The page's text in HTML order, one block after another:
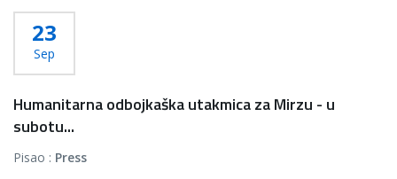
23
Sep
Humanitarna odbojkaška utakmica za Mirzu - u
subotu...
Pisao : Press